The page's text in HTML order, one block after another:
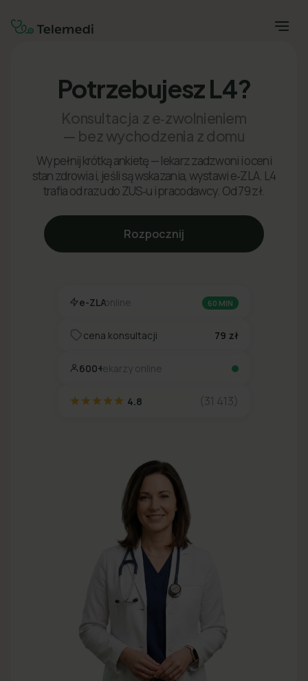
Potrzebujesz L4?
Konsultacja z e‑zwolnieniem
— bez wychodzenia z domu
Wypełnij krótką ankietę — lekarz zadzwoni i oceni
stan zdrowia i, jeśli są wskazania, wystawi e‑ZLA. L4
trafia od razu do ZUS‑u i pracodawcy. Od 79 zł.
Rozpocznij
e-ZLAonline 60 MIN
cena konsultacji 79 zł
600+lekarzy online
4.8 (31 413)